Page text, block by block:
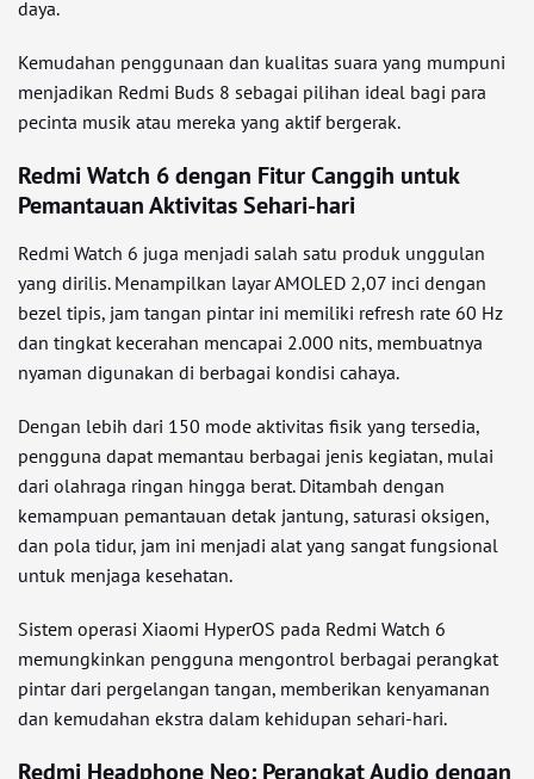
daya.
Kemudahan penggunaan dan kualitas suara yang mumpuni
menjadikan Redmi Buds 8 sebagai pilihan ideal bagi para
pecinta musik atau mereka yang aktif bergerak.
Redmi Watch 6 dengan Fitur Canggih untuk
Pemantauan Aktivitas Sehari-hari
Redmi Watch 6 juga menjadi salah satu produk unggulan
yang dirilis. Menampilkan layar AMOLED 2,07 inci dengan
bezel tipis, jam tangan pintar ini memiliki refresh rate 60 Hz
dan tingkat kecerahan mencapai 2.000 nits, membuatnya
nyaman digunakan di berbagai kondisi cahaya.
Dengan lebih dari 150 mode aktivitas fisik yang tersedia,
pengguna dapat memantau berbagai jenis kegiatan, mulai
dari olahraga ringan hingga berat. Ditambah dengan
kemampuan pemantauan detak jantung, saturasi oksigen,
dan pola tidur, jam ini menjadi alat yang sangat fungsional
untuk menjaga kesehatan.
Sistem operasi Xiaomi HyperOS pada Redmi Watch 6
memungkinkan pengguna mengontrol berbagai perangkat
pintar dari pergelangan tangan, memberikan kenyamanan
dan kemudahan ekstra dalam kehidupan sehari-hari.
Redmi Headphone Neo: Perangkat Audio dengan